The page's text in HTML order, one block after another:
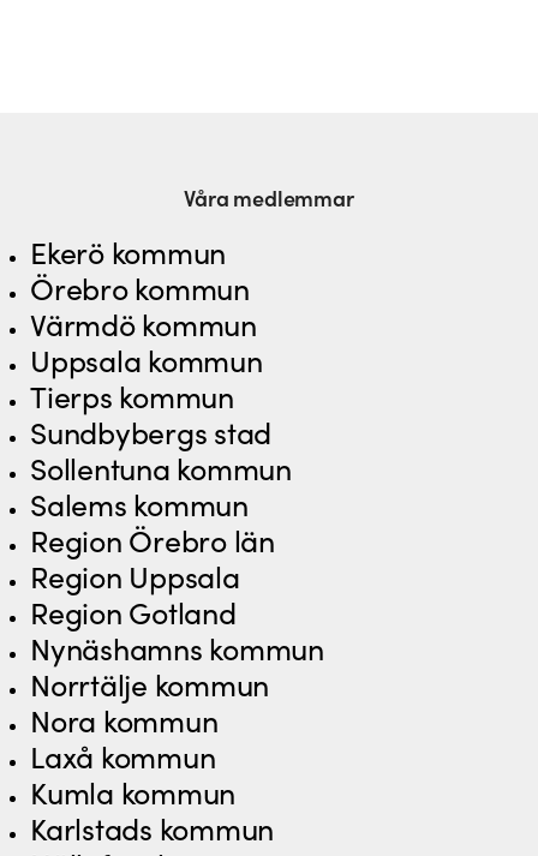
Våra medlemmar
Ekerö kommun
Örebro kommun
Värmdö kommun
Uppsala kommun
Tierps kommun
Sundbybergs stad
Sollentuna kommun
Salems kommun
Region Örebro län
Region Uppsala
Region Gotland
Nynäshamns kommun
Norrtälje kommun
Nora kommun
Laxå kommun
Kumla kommun
Karlstads kommun